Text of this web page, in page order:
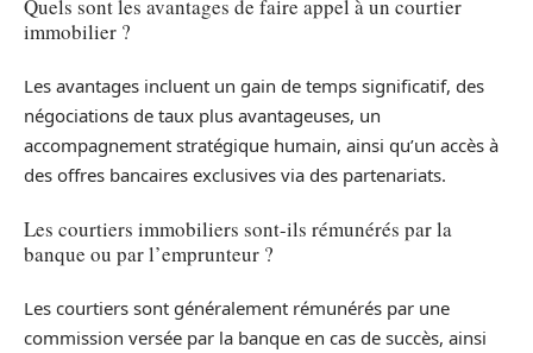
Quels sont les avantages de faire appel à un courtier
immobilier ?
Les avantages incluent un gain de temps significatif, des
négociations de taux plus avantageuses, un
accompagnement stratégique humain, ainsi qu’un accès à
des offres bancaires exclusives via des partenariats.
Les courtiers immobiliers sont-ils rémunérés par la
banque ou par l’emprunteur ?
Les courtiers sont généralement rémunérés par une
commission versée par la banque en cas de succès, ainsi